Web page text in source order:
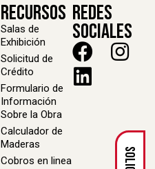
Recursos
Salas de
Exhibición
Solicitud de
Crédito
Formulario de
Información
Sobre la Obra
Calculador de
Maderas
Cobros en linea
Redes
Sociales